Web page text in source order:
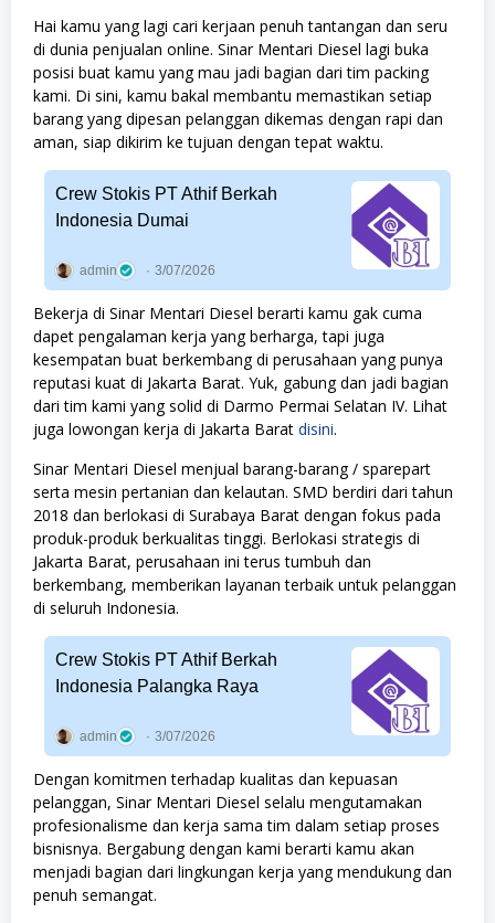
Hai kamu yang lagi cari kerjaan penuh tantangan dan seru
di dunia penjualan online. Sinar Mentari Diesel lagi buka
posisi buat kamu yang mau jadi bagian dari tim packing
kami. Di sini, kamu bakal membantu memastikan setiap
barang yang dipesan pelanggan dikemas dengan rapi dan
aman, siap dikirim ke tujuan dengan tepat waktu.
Crew Stokis PT Athif Berkah
Indonesia Dumai
admin 3/07/2026
Bekerja di Sinar Mentari Diesel berarti kamu gak cuma
dapet pengalaman kerja yang berharga, tapi juga
kesempatan buat berkembang di perusahaan yang punya
reputasi kuat di Jakarta Barat. Yuk, gabung dan jadi bagian
dari tim kami yang solid di Darmo Permai Selatan IV. Lihat
juga lowongan kerja di Jakarta Barat disini.
Sinar Mentari Diesel menjual barang-barang / sparepart
serta mesin pertanian dan kelautan. SMD berdiri dari tahun
2018 dan berlokasi di Surabaya Barat dengan fokus pada
produk-produk berkualitas tinggi. Berlokasi strategis di
Jakarta Barat, perusahaan ini terus tumbuh dan
berkembang, memberikan layanan terbaik untuk pelanggan
di seluruh Indonesia.
Crew Stokis PT Athif Berkah
Indonesia Palangka Raya
admin 3/07/2026
Dengan komitmen terhadap kualitas dan kepuasan
pelanggan, Sinar Mentari Diesel selalu mengutamakan
profesionalisme dan kerja sama tim dalam setiap proses
bisnisnya. Bergabung dengan kami berarti kamu akan
menjadi bagian dari lingkungan kerja yang mendukung dan
penuh semangat.